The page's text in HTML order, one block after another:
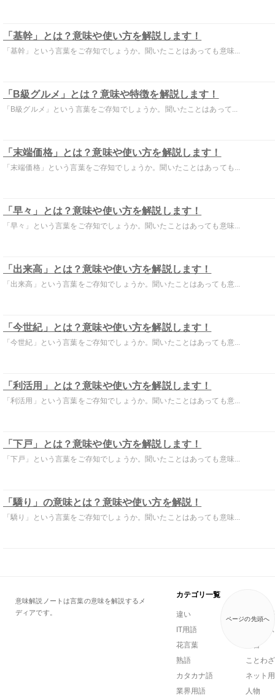
「基幹」とは？意味や使い方を解説します！
「基幹」という言葉をご存知でしょうか。聞いたことはあっても意味...
「B級グルメ」とは？意味や特徴を解説します！
「B級グルメ」という言葉をご存知でしょうか。聞いたことはあって...
「末端価格」とは？意味や使い方を解説します！
「末端価格」という言葉をご存知でしょうか。聞いたことはあっても...
「早々」とは？意味や使い方を解説します！
「早々」という言葉をご存知でしょうか。聞いたことはあっても意味...
「出来高」とは？意味や使い方を解説します！
「出来高」という言葉をご存知でしょうか。聞いたことはあっても意...
「今世紀」とは？意味や使い方を解説します！
「今世紀」という言葉をご存知でしょうか。聞いたことはあっても意...
「利活用」とは？意味や使い方を解説します！
「利活用」という言葉をご存知でしょうか。聞いたことはあっても意...
「下戸」とは？意味や使い方を解説します！
「下戸」という言葉をご存知でしょうか。聞いたことはあっても意味...
「驕り」の意味とは？意味や使い方を解説！
「驕り」という言葉をご存知でしょうか。聞いたことはあっても意味...
ページの先頭へ
意味解説ノートは言葉の意味を解説するメ
ディアです。
カテゴリ一覧
違い
一般用語
IT用語
ビジネ
花言葉
方言
熟語
ことわ
カタカナ語
ネット
業界用語
人物